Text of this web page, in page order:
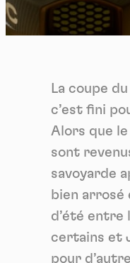
La coupe
c’est fini
Alors que
sont
savoyarde
bien arrosé
d’été entre
certains et
pour